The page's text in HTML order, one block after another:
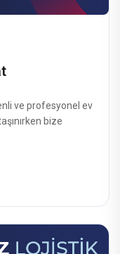
ve profesyonel ev
bize